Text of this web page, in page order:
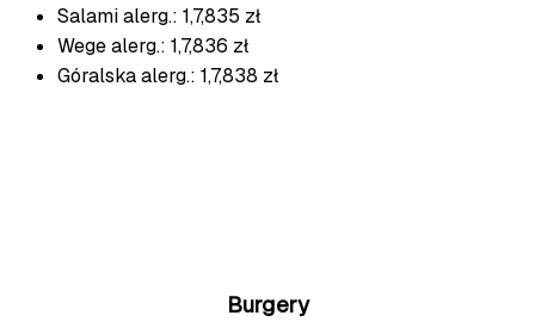
Salamialerg.: 1,7,835 zł
Wegealerg.: 1,7,836 zł
Góralskaalerg.: 1,7,838 zł
Burgery